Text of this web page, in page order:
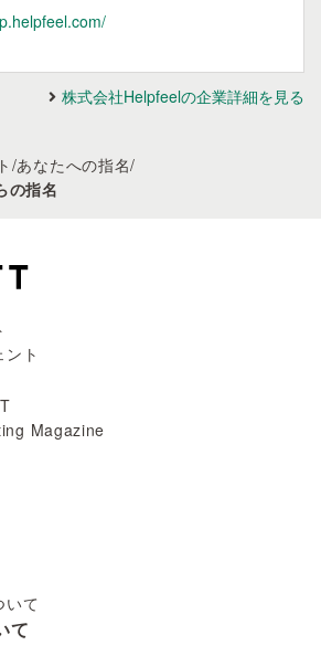
株式会社Helpfeelの企業詳細を見る
/あなたへの指名/
の指名
ト
Magazine
いて
て